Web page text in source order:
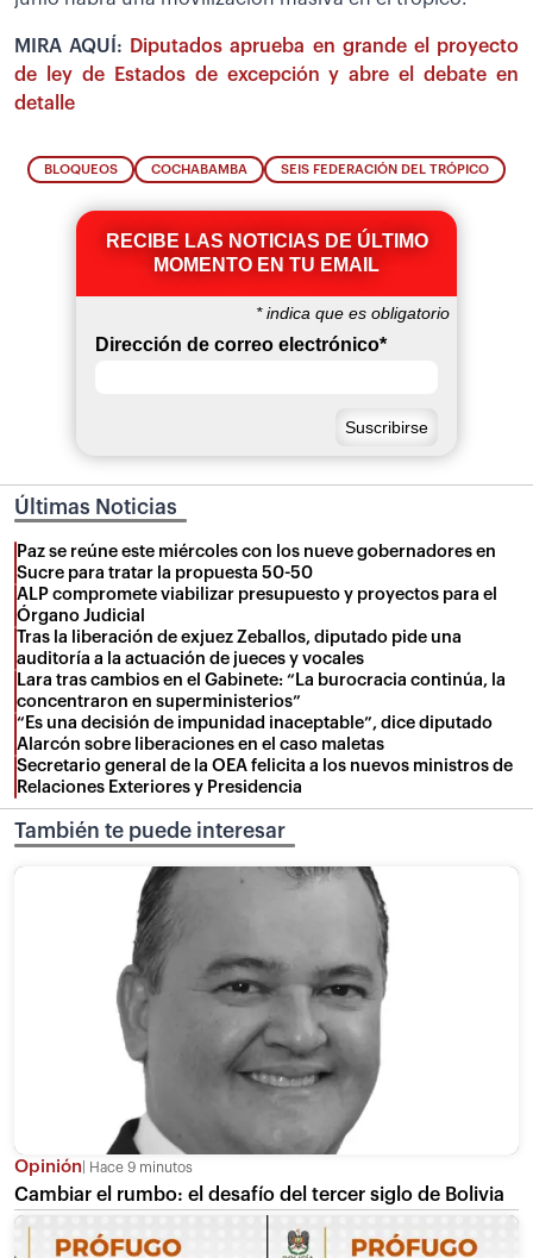
MIRA AQUÍ: Diputados aprueba en grande el proyecto
de ley de Estados de excepción y abre el debate en
detalle
BLOQUEOS COCHABAMBA SEIS FEDERACIÓN DEL TRÓPICO
RECIBE LAS NOTICIAS DE ÚLTIMO
MOMENTO EN TU EMAIL
*indica que es obligatorio
Dirección de correo electrónico*
Últimas Noticias
Paz se reúne este miércoles con los nueve gobernadores en
Sucre para tratar la propuesta 50-50
ALP compromete viabilizar presupuesto y proyectos para el
Órgano Judicial
Tras la liberación de exjuez Zeballos, diputado pide una
auditoría a la actuación de jueces y vocales
Lara tras cambios en el Gabinete: “La burocracia continúa, la
concentraron en superministerios”
“Es una decisión de impunidad inaceptable”, dice diputado
Alarcón sobre liberaciones en el caso maletas
Secretario general de la OEA felicita a los nuevos ministros de
Relaciones Exteriores y Presidencia
También te puede interesar
Opinión Hace 9 minutos
Cambiar el rumbo: el desafío del tercer siglo de Bolivia